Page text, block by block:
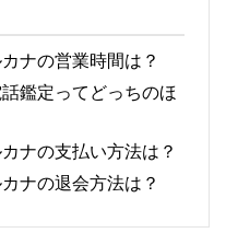
ナの営業時間は？
鑑定ってどっちのほ
ナの支払い方法は？
ナの退会方法は？